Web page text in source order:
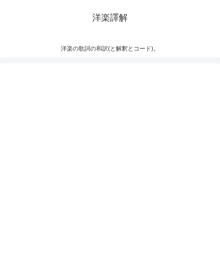
洋楽譯解
洋楽の歌詞の和訳(と解釈とコード)。